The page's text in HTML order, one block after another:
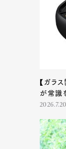
【ガラ
が常識
2026.7.20